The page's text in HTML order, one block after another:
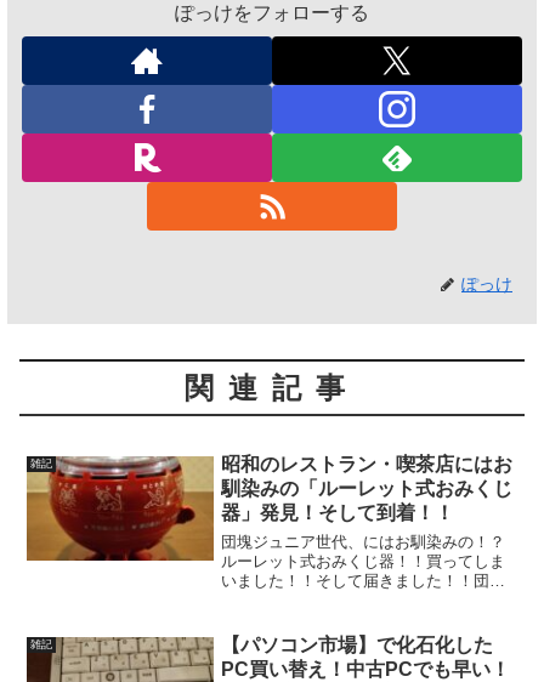
ぽっけをフォローする
ぽっけ
関連記事
雑記
昭和のレストラン・喫茶店にはお
馴染みの「ルーレット式おみくじ
器」発見！そして到着！！
団塊ジュニア世代、にはお馴染みの！？
ルーレット式おみくじ器！！買ってしま
いました！！そして届きました！！団塊
で設置してあったあの器械です🎵それで
は開封します⤴⤴本体説明...
雑記
【パソコン市場】で化石化した
PC買い替え！中古PCでも早い！